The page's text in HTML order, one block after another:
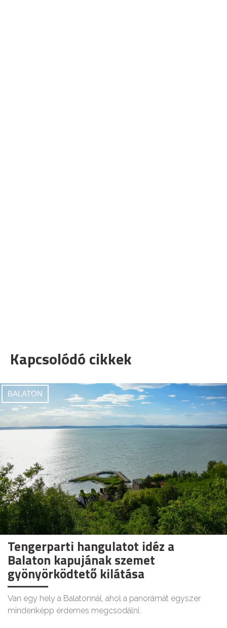
Kapcsolódó cikkek
BALATON
Tengerparti hangulatot idéz a
Balaton kapujának szemet
gyönyörködtető kilátása
Van egy hely a Balatonnál, ahol a panorámát egyszer
mindenképp érdemes megcsodálni.